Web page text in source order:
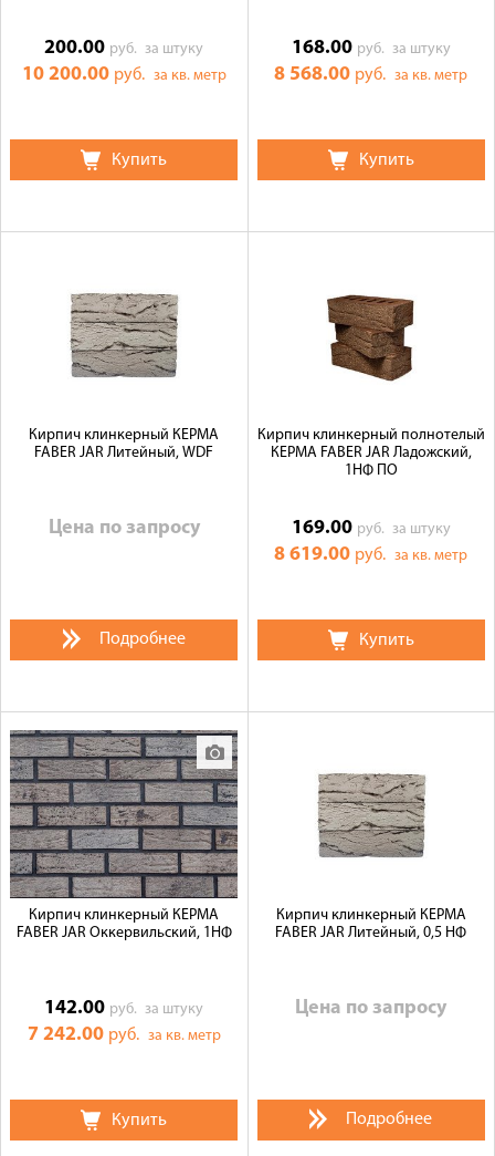
200.00 руб.за штуку
10 200.00 руб. за кв. метр
Купить
168.00 руб. за штуку
8 568.00 руб.за кв. метр
Купить
Кирпич клинкерный КЕРМА
FABER JAR Литейный, WDF
Цена по запросу
Подробнее
Кирпич клинкерный полнотелый
КЕРМА FABER JAR Ладожский,
1НФ ПО
169.00 руб. за штуку
8 619.00 руб.за кв. метр
Купить
Кирпич клинкерный КЕРМА
FABER JAR Оккервильский, 1НФ
142.00 руб.за штуку
7 242.00 руб. за кв. метр
Купить
Кирпич клинкерный КЕРМА
FABER JAR Литейный, 0,5 НФ
Цена по запросу
Подробнее